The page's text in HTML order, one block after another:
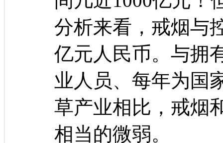
分析来看，戒烟与
亿元人民币。与拥
业人员、每年为国
草产业相比，戒烟
相当的微弱。